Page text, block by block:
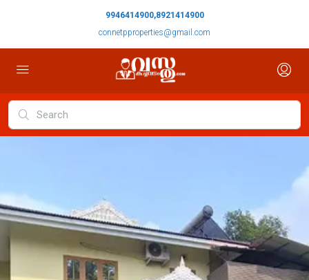
9946414900,8921414900
connetpproperties@gmail.com